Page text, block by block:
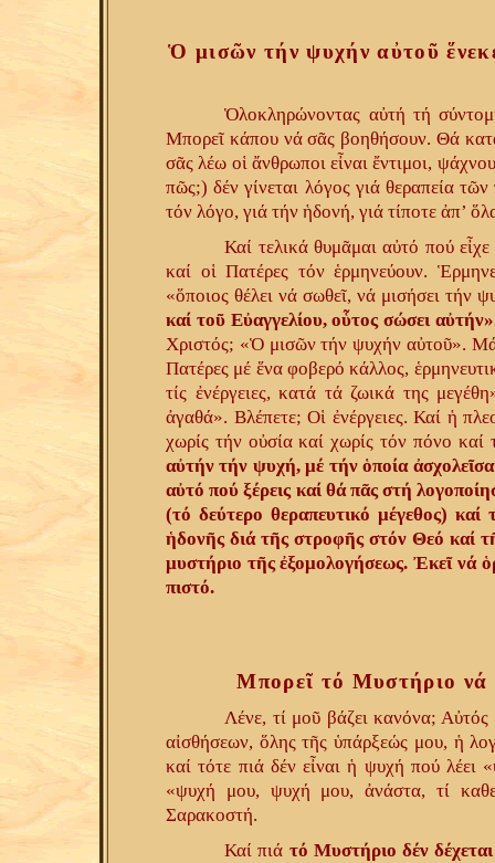
Ὁ μισῶν τήν ψυχήν αὐτοῦ
Ὁλοκληρώνοντας αὐτή τή
Μπορεῖ κάπου νά σᾶς βοηθήσουν. Θά
σᾶς λέω οἱ ἄνθρωποι εἶναι ἔντιμοι,
πῶς;) δέν γίνεται λόγος γιά θεραπεία
τόν λόγο, γιά τήν ἡδονή, γιά τίποτε ἀπ’
Καί τελικά θυμᾶμαι αὐτό πού
καί οἱ Πατέρες τόν ἑρμηνεύουν.
«ὅποιος θέλει νά σωθεῖ, νά μισήσει τήν
καί τοῦ Εὐαγγελίου, οὗτος σώσει
Χριστός; «Ὁ μισῶν τήν ψυχήν αὐτοῦ».
Πατέρες μέ ἕνα φοβερό κάλλος,
τίς ἐνέργειες, κατά τά ζωικά της
ἀγαθά». Βλέπετε; Οἱ ἐνέργειες. Καί ἡ
χωρίς τήν οὐσία καί χωρίς τόν πόνο
αὐτήν τήν ψυχή, μέ τήν ὁποία
αὐτό πού ξέρεις καί θά πᾶς στή
(τό δεύτερο θεραπευτικό μέγεθος)
ἡδονῆς διά τῆς στροφῆς στόν Θεό καί
μυστήριο τῆς ἐξομολογήσεως. Ἐκεῖ νά
πιστό.
Μπορεῖ τό Μυστήριο νά
Λένε, τί μοῦ βάζει κανόνα;
αἰσθήσεων, ὅλης τῆς ὑπάρξεώς μου, ἡ
καί τότε πιά δέν εἶναι ἡ ψυχή πού λέει
«ψυχή μου, ψυχή μου, ἀνάστα, τί
Σαρακοστή.
Καί πιά τό Μυστήριο δέν